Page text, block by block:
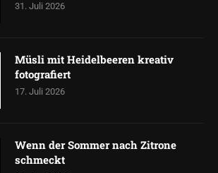
31. Juli 2026
Müsli mit Heidelbeeren kreativ
fotografiert
17. Juli 2026
Wenn der Sommer nach Zitrone
schmeckt